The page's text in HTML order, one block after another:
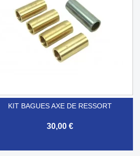
KIT BAGUES AXE DE RESSORT
30,00 €